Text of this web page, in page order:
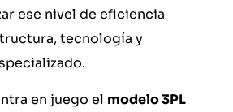
ese nivel de eficiencia
tecnología y
en juego el modelo 3PL